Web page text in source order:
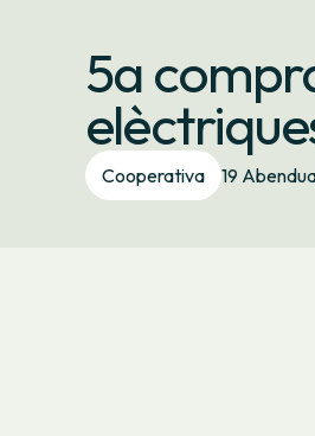
5a
Cooperativa 19